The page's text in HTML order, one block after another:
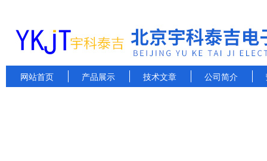
网站首页 产品展示 技术文章 公司简介